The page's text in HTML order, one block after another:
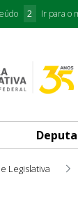
2 Ir para o
Legislativa